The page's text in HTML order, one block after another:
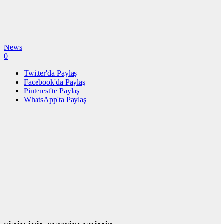
News
0
Twitter'da Paylaş
Facebook'da Paylaş
Pinterest'te Paylaş
WhatsApp'ta Paylaş